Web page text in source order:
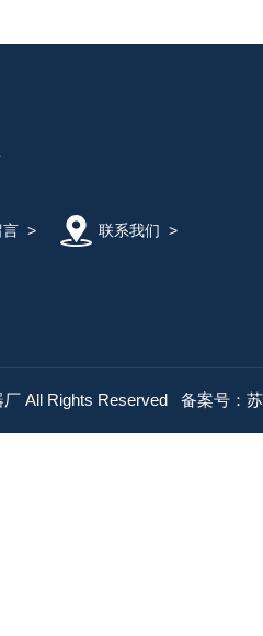
言> 联系我们 >
All Rights Reserved 备案号：